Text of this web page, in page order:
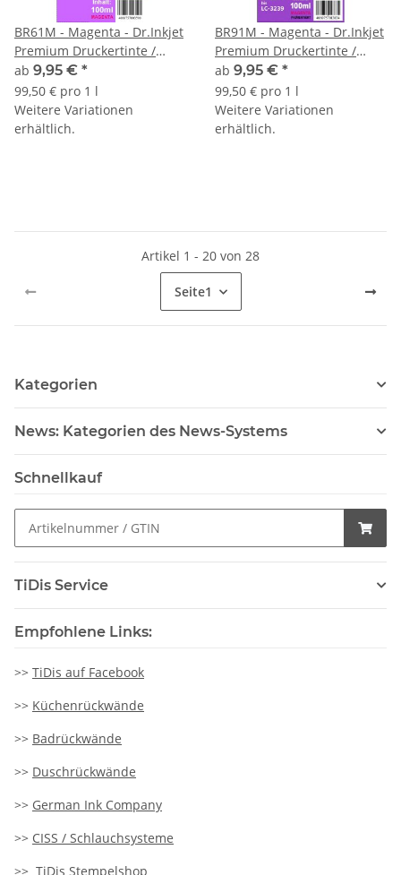
BR61M - Magenta - Dr.Inkjet
Premium Druckertinte /
Nachfülltinte für Brother
Druckerpatronen für LC-221
/ LC-223 / LC-225 / LC-227 /
LC-229
ab 9,95 € *
99,50 € pro 1 l
Weitere Variationen
erhältlich.
BR91M - Magenta - Dr.Inkjet
Premium Druckertinte /
Nachfülltinte für Brother
Druckerpatronen für LC-421,
LC-521 & LC-3219 u.v.m.
ab 9,95 € *
99,50 € pro 1 l
Weitere Variationen
erhältlich.
Artikel 1 - 20 von 28
Seite1
Kategorien
News: Kategorien des News-Systems
Schnellkauf
TiDis Service
Empfohlene Links:
>> TiDis auf Facebook
>> Küchenrückwände
>> Badrückwände
>> Duschrückwände
>> German Ink Company
>> CISS / Schlauchsysteme
>> TiDis Stempelshop